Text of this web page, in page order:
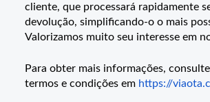
cliente, que processará rapidamente
devolução, simplificando-o o mais
Valorizamos muito seu interesse em
Para obter mais informações,
termos e condições em https://